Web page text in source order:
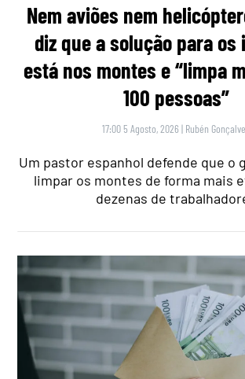
Nem aviões nem
diz que a solução para os
está nos montes e “limpa
100 pessoas”
17:00 5 Agosto, 2026 | Rubén
Um pastor espanhol defende que o
limpar os montes de forma mais
dezenas de